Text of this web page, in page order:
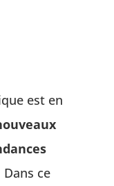
est en
Dans ce